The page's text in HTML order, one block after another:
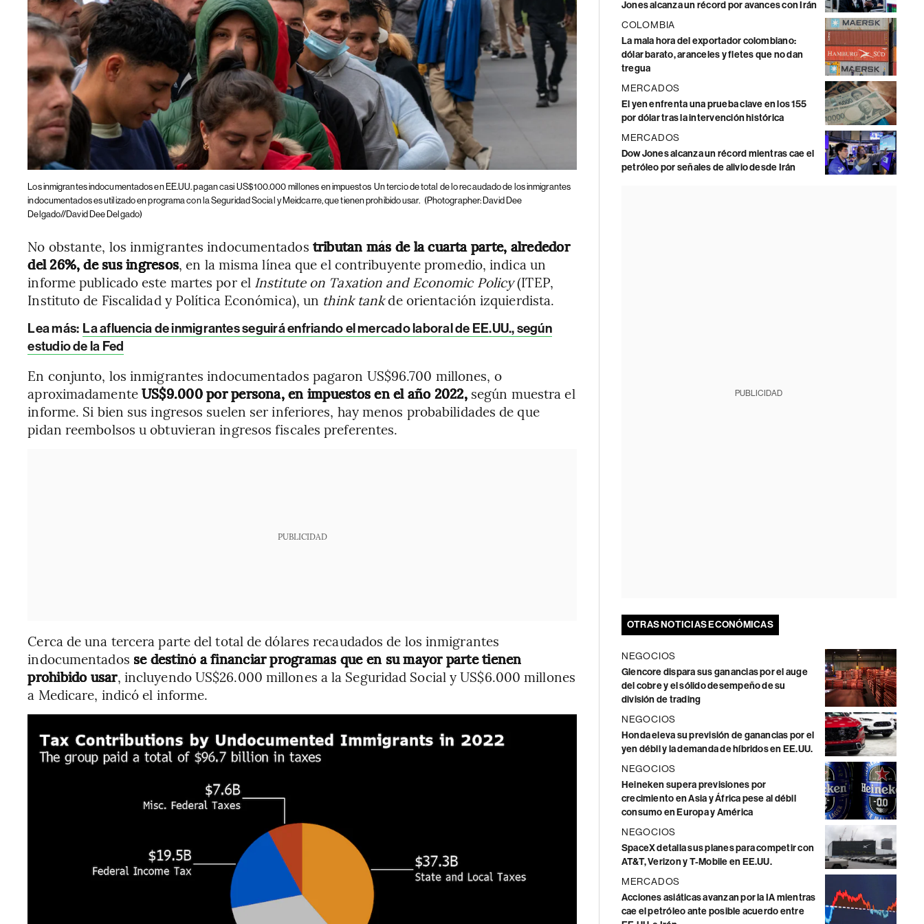
Los inmigrantes indocumentados en EE.UU. pagan casi US$100.000 millones en impuestos Un tercio de total de lo recaudado de los inmigrantes
indocumentados es utilizado en programa con la Seguridad Social y Meidcarre, que tienen prohibido usar. (Photographer: David Dee
Delgado//David Dee Delgado)
No obstante, los inmigrantes indocumentados tributan más de la cuarta parte, alrededor
del 26%, de sus ingresos, en la misma línea que el contribuyente promedio, indica un
informe publicado este martes por el Institute on Taxation and Economic Policy(ITEP,
Instituto de Fiscalidad y Política Económica), un think tankde orientación izquierdista.
Lea más: La afluencia de inmigrantes seguirá enfriando el mercado laboral de EE.UU., según
estudio de la Fed
En conjunto, los inmigrantes indocumentados pagaron US$96.700 millones, o
aproximadamenteUS$9.000 por persona, en impuestos en el año 2022,según muestra el
informe. Si bien sus ingresos suelen ser inferiores, hay menos probabilidades de que
pidan reembolsos u obtuvieran ingresos fiscales preferentes.
PUBLICIDAD
Cerca de una tercera parte del total de dólares recaudados de los inmigrantes
indocumentados se destinó a financiar programas que en su mayor parte tienen
prohibido usar, incluyendo US$26.000 millones a la Seguridad Social y US$6.000 millones
a Medicare, indicó el informe.
Jones alcanza un récord por avances con Irán
COLOMBIA
La mala hora del exportador colombiano:
dólar barato, aranceles y fletes que no dan
tregua
MERCADOS
El yen enfrenta una prueba clave en los 155
por dólar tras la intervención histórica
MERCADOS
Dow Jones alcanza un récord mientras cae el
petróleo por señales de alivio desde Irán
PUBLICIDAD
OTRAS NOTICIAS ECONÓMICAS
NEGOCIOS
Glencore dispara sus ganancias por el auge
del cobre y el sólido desempeño de su
división de trading
NEGOCIOS
Honda eleva su previsión de ganancias por el
yen débil y la demanda de híbridos en EE.UU.
NEGOCIOS
Heineken supera previsiones por
crecimiento en Asia y África pese al débil
consumo en Europa y América
NEGOCIOS
SpaceX detalla sus planes para competir con
AT&T, Verizon y T-Mobile en EE.UU.
MERCADOS
Acciones asiáticas avanzan por la IA mientras
cae el petróleo ante posible acuerdo entre